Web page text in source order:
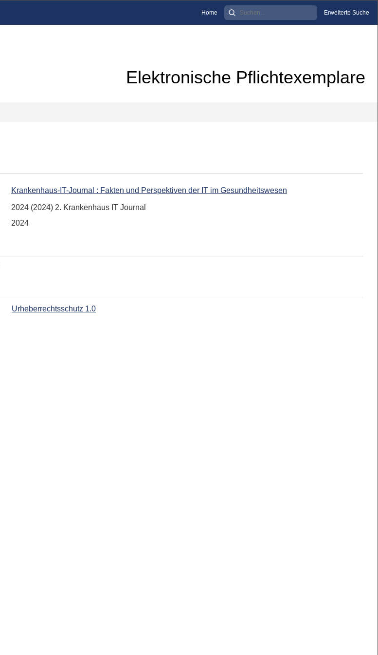
Home Erweiterte Suche
Elektronische Pflichtexemplare
Krankenhaus-IT-Journal : Fakten und Perspektiven der IT im Gesundheitswesen
2024 (2024) 2. Krankenhaus IT Journal
2024
Urheberrechtsschutz 1.0